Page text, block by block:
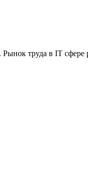
труда в IT сфере